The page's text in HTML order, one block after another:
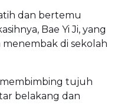
dan bertemu
Bae Yi Ji, yang
di sekolah
membimbing tujuh
belakang dan